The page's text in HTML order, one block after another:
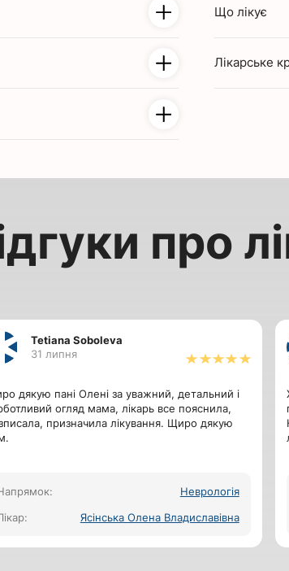
університет;
клінічної лікарні
КНП БЛІЛ м.
Що лікує
Лікарське
про
Tetiana Soboleva
31 липня
дякую пані Олені за уважний, детальний і
огляд мама, лікарь все пояснила,
призначила лікування. Щиро дякую
Неврологія
Ясінська Олена Владиславівна